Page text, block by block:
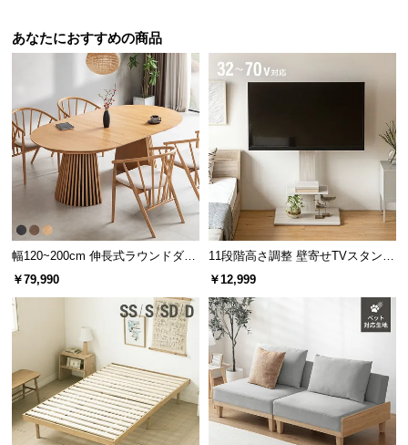
あなたにおすすめの商品
幅120~200cm 伸長式ラウンドダイ
ニングテーブル 6人掛け 天然木突
板 美しい格子デザイン
￥79,990
11段階高さ調整 壁寄せTVスタンド
キャスター付き 上下左右角度調節
￥12,999